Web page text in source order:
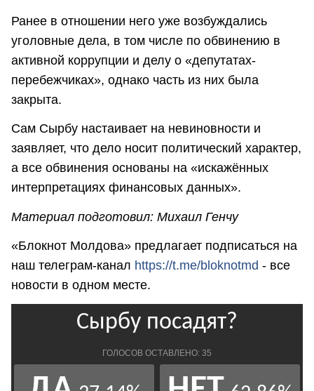
Ранее в отношении него уже возбуждались
уголовные дела, в том числе по обвинению в
активной коррупции и делу о «депутатах-
перебежчиках», однако часть из них была
закрыта.
Сам Сырбу настаивает на невиновности и
заявляет, что дело носит политический характер,
а все обвинения основаны на «искажённых
интерпретациях финансовых данных».
Материал подготовил: Михаил Генчу
«Блокнот Молдова» предлагает подписаться на
наш телеграм-канал https://t.me/bloknotmd - все
новости в одном месте.